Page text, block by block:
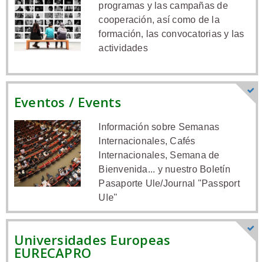
programas y las campañas de
cooperación, así como de la
formación, las convocatorias y las
actividades
Eventos / Events
Información sobre Semanas
Internacionales, Cafés
Internacionales, Semana de
Bienvenida... y nuestro Boletín
Pasaporte Ule/Journal "Passport
Ule"
Universidades Europeas
EURECAPRO